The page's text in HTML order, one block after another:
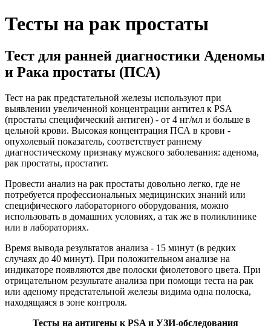
Тесты на рак простаты
Тест для ранней диагностики Аденомы
и Рака простаты (ПСА)
Тест на рак предстательной железы используют при
выявлении увеличенной концентрации антител к PSA
(простаты специфический антиген) - от 4 нг/мл и больше в
цельной крови. Высокая концентрация ПСА в крови -
опухолевый показатель, соответствует раннему
диагностическому признаку мужского заболевания: аденома,
рак простаты, простатит.
Провести анализ на рак простаты довольно легко, где не
потребуется профессиональных медицинских знаний или
специфического лабораторного оборудования, можно
использовать в домашних условиях, а так же в поликлинике
или в лабораториях.
Время вывода результатов анализа - 15 минут (в редких
случаях до 40 минут). При положительном анализе на
индикаторе появляются две полоски фиолетового цвета. При
отрицательном результате анализа при помощи теста на рак
или аденому предстательной железы видима одна полоска,
находящаяся в зоне контроля.
Тесты на антигены к PSA и УЗИ-обследования